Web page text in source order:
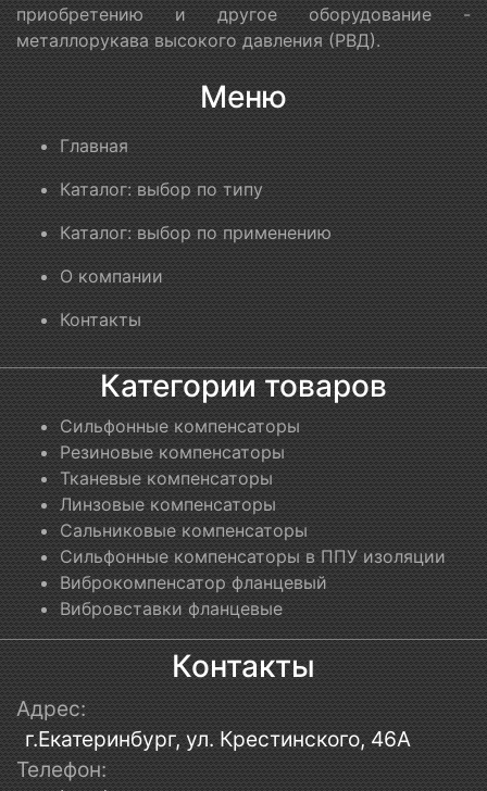
приобретению и другое оборудование -
металлорукава высокого давления (РВД).
Меню
Главная
Каталог: выбор по типу
Каталог: выбор по применению
О компании
Контакты
Категории товаров
Сильфонные компенсаторы
Резиновые компенсаторы
Тканевые компенсаторы
Линзовые компенсаторы
Сальниковые компенсаторы
Сильфонные компенсаторы в ППУ изоляции
Виброкомпенсатор фланцевый
Вибровставки фланцевые
Контакты
Адрес:
г.Екатеринбург, ул. Крестинского, 46А
Телефон: